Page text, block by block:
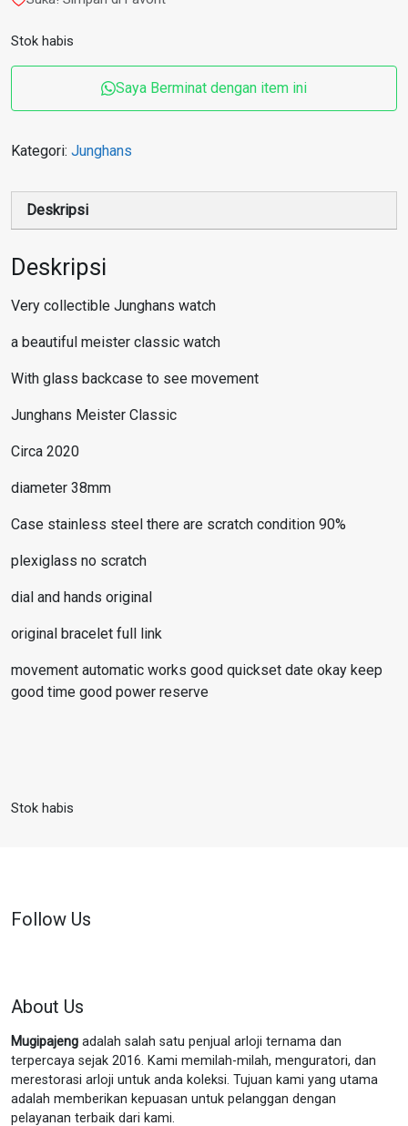
Stok habis
Saya Berminat dengan item ini
Kategori: Junghans
Deskripsi
Deskripsi
Very collectible Junghans watch
a beautiful meister classic watch
With glass backcase to see movement
Junghans Meister Classic
Circa 2020
diameter 38mm
Case stainless steel there are scratch condition 90%
plexiglass no scratch
dial and hands original
original bracelet full link
movement automatic works good quickset date okay keep
good time good power reserve
Stok habis
Follow Us
About Us
Mugipajeng adalah salah satu penjual arloji ternama dan
terpercaya sejak 2016. Kami memilah-milah, menguratori, dan
merestorasi arloji untuk anda koleksi. Tujuan kami yang utama
adalah memberikan kepuasan untuk pelanggan dengan
pelayanan terbaik dari kami.